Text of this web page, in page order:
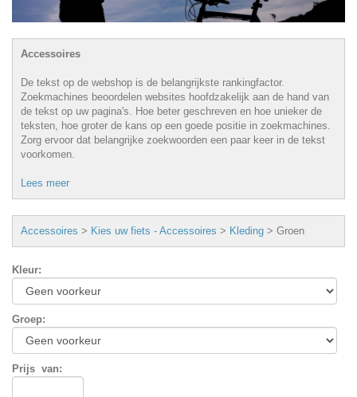
Accessoires
De tekst op de webshop is de belangrijkste rankingfactor.
Zoekmachines beoordelen websites hoofdzakelijk aan de hand van
de tekst op uw pagina's. Hoe beter geschreven en hoe unieker de
teksten, hoe groter de kans op een goede positie in zoekmachines.
Zorg ervoor dat belangrijke zoekwoorden een paar keer in de tekst
voorkomen.
Lees meer
Accessoires > Kies uw fiets - Accessoires > Kleding > Groen
Kleur:
Groep:
Prijs van: